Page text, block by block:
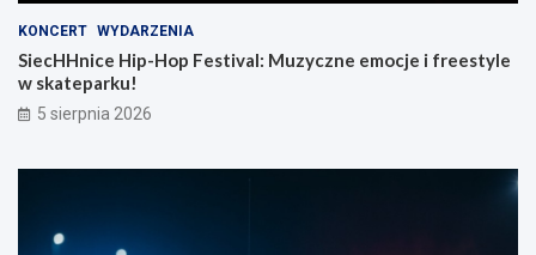
KONCERT WYDARZENIA
SiecHHnice Hip-Hop Festival: Muzyczne emocje i freestyle
w skateparku!
5 sierpnia 2026